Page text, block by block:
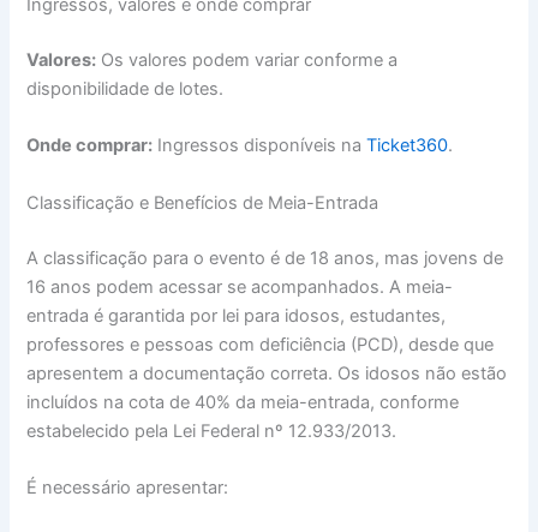
Ingressos, valores e onde comprar
Valores: Os valores podem variar conforme a
disponibilidade de lotes.
Onde comprar: Ingressos disponíveis naTicket360.
Classificação e Benefícios de Meia-Entrada
A classificação para o evento é de 18 anos, mas jovens de
16 anos podem acessar se acompanhados. A meia-
entrada é garantida por lei para idosos, estudantes,
professores e pessoas com deficiência (PCD), desde que
apresentem a documentação correta. Os idosos não estão
incluídos na cota de 40% da meia-entrada, conforme
estabelecido pela Lei Federal nº 12.933/2013.
É necessário apresentar: